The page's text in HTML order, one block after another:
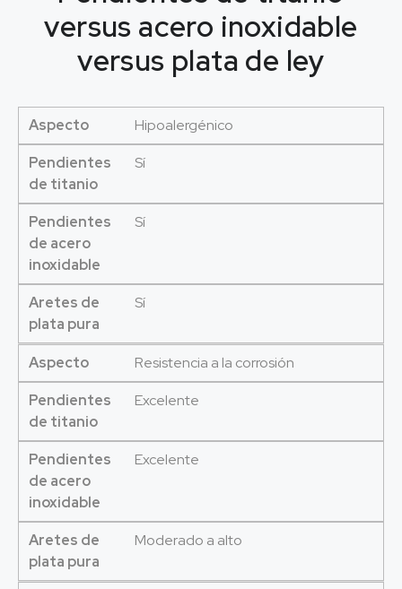
versus acero inoxidable
versus plata de ley
Aspecto
Hipoalergénico
Pendientes
de titanio
Sí
Pendientes
de acero
inoxidable
Sí
Aretes de
plata pura
Sí
Aspecto
Resistencia a la corrosión
Pendientes
de titanio
Excelente
Pendientes
de acero
inoxidable
Excelente
Aretes de
plata pura
Moderado a alto